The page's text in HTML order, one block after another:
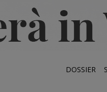
DOSSIER